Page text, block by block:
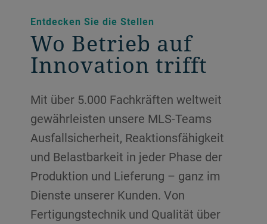
Entdecken Sie die Stellen
Wo Betrieb auf
Innovation trifft
Mit über 5.000 Fachkräften weltweit
gewährleisten unsere MLS-Teams
Ausfallsicherheit, Reaktionsfähigkeit
und Belastbarkeit in jeder Phase der
Produktion und Lieferung – ganz im
Dienste unserer Kunden. Von
Fertigungstechnik und Qualität über